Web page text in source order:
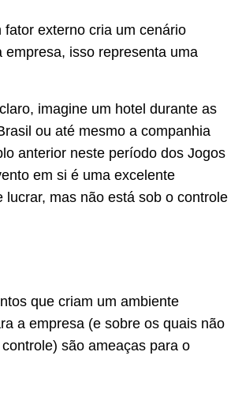
fator externo cria um cenário
empresa, isso representa uma
imagine um hotel durante as
ou até mesmo a companhia
anterior neste período dos Jogos
em si é uma excelente
lucrar, mas não está sob o controle
que criam um ambiente
a empresa (e sobre os quais não
são ameaças para o